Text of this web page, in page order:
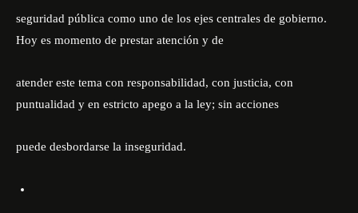
seguridad pública como uno de los ejes centrales de gobierno.
Hoy es momento de prestar atención y de
atender este tema con responsabilidad, con justicia, con
puntualidad y en estricto apego a la ley; sin acciones
puede desbordarse la inseguridad.